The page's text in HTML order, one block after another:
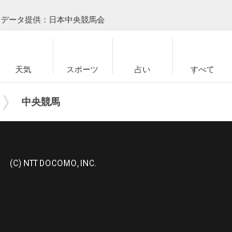
データ提供：日本中央競馬会
天気 スポーツ 占い すべて
中央競馬
(C) NTT DOCOMO, INC.